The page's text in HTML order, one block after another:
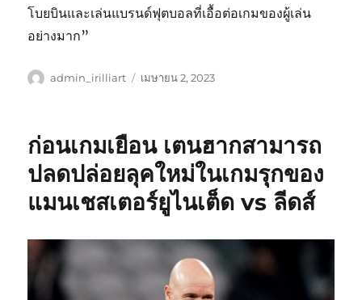
โบยบินและเล่นแบรนด์ฟุตบอลที่เอื้อต่อเกมของผู้เล่น
อย่างมาก”
ผู้
admin_irilliart
เขียน
เมษายน 2, 2023
ก่อนเกมเยือน เตนฮากสามารถ
ปลดปล่อยลุคใหม่ในเกมรุกของ
แมนเชสเตอร์ยูไนเต็ด vs ลีดส์